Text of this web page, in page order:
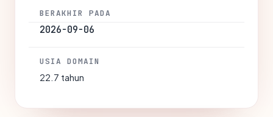
BERAKHIR PADA
2026-09-06
USIA DOMAIN
22.7 tahun